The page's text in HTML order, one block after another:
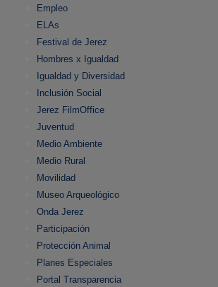
Empleo
ELAs
Festival de Jerez
Hombres x Igualdad
Igualdad y Diversidad
Inclusión Social
Jerez FilmOffice
Juventud
Medio Ambiente
Medio Rural
Movilidad
Museo Arqueológico
Onda Jerez
Participación
Protección Animal
Planes Especiales
Portal Transparencia